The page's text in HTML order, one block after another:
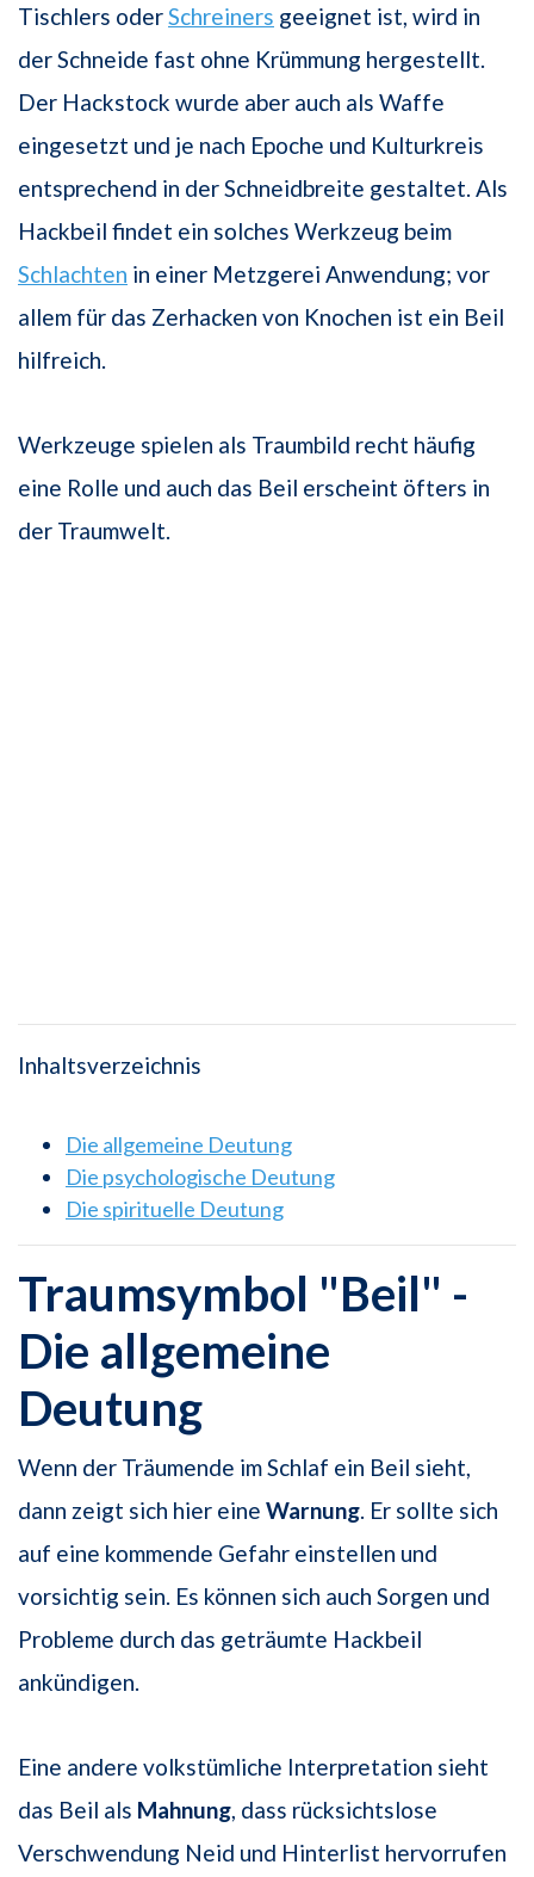
Tischlers oderSchreiners geeignet ist, wird in
der Schneide fast ohne Krümmung hergestellt.
Der Hackstock wurde aber auch als Waffe
eingesetzt und je nach Epoche und Kulturkreis
entsprechend in der Schneidbreite gestaltet. Als
Hackbeil findet ein solches Werkzeug beim
Schlachten in einer Metzgerei Anwendung; vor
allem für das Zerhacken von Knochen ist ein Beil
hilfreich.
Werkzeuge spielen als Traumbild recht häufig
eine Rolle und auch das Beil erscheint öfters in
der Traumwelt.
Inhaltsverzeichnis
Die allgemeine Deutung
Die psychologische Deutung
Die spirituelle Deutung
Traumsymbol "Beil" -
Die allgemeine
Deutung
Wenn der Träumende im Schlaf ein Beil sieht,
dann zeigt sich hier eine Warnung . Er sollte sich
auf eine kommende Gefahr einstellen und
vorsichtig sein. Es können sich auch Sorgen und
Probleme durch das geträumte Hackbeil
ankündigen.
Eine andere volkstümliche Interpretation sieht
das Beil als Mahnung , dass rücksichtslose
Verschwendung Neid und Hinterlist hervorrufen